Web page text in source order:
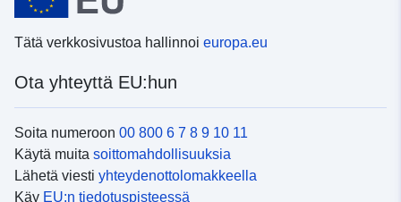
Tätä verkkosivustoa hallinnoi europa.eu
Ota yhteyttä EU:hun
Soita numeroon 00 800 6 7 8 9 10 11
Käytä muita soittomahdollisuuksia
Lähetä viesti yhteydenottolomakkeella
Käy EU:n tiedotuspisteessä